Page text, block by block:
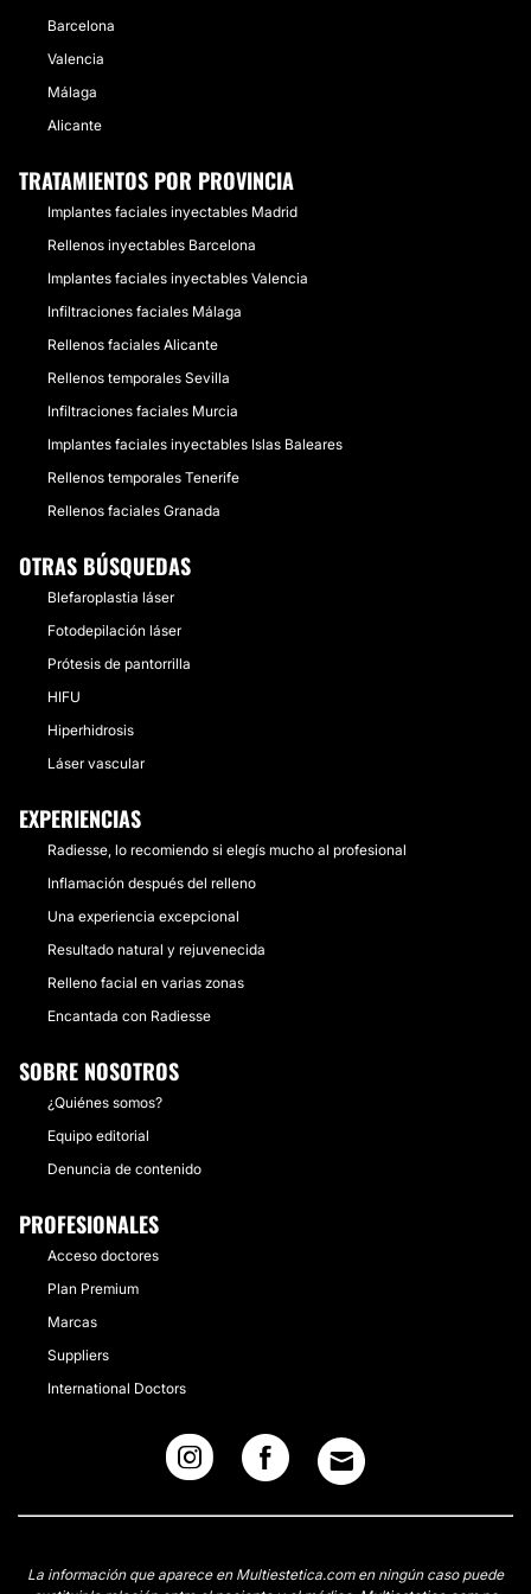
Barcelona
Valencia
Málaga
Alicante
TRATAMIENTOS POR PROVINCIA
Implantes faciales inyectables Madrid
Rellenos inyectables Barcelona
Implantes faciales inyectables Valencia
Infiltraciones faciales Málaga
Rellenos faciales Alicante
Rellenos temporales Sevilla
Infiltraciones faciales Murcia
Implantes faciales inyectables Islas Baleares
Rellenos temporales Tenerife
Rellenos faciales Granada
OTRAS BÚSQUEDAS
Blefaroplastia láser
Fotodepilación láser
Prótesis de pantorrilla
HIFU
Hiperhidrosis
Láser vascular
EXPERIENCIAS
Radiesse, lo recomiendo si elegís mucho al profesional
Inflamación después del relleno
Una experiencia excepcional
Resultado natural y rejuvenecida
Relleno facial en varias zonas
Encantada con Radiesse
SOBRE NOSOTROS
¿Quiénes somos?
Equipo editorial
Denuncia de contenido
PROFESIONALES
Acceso doctores
Plan Premium
Marcas
Suppliers
International Doctors
La información que aparece en Multiestetica.com en ningún caso puede